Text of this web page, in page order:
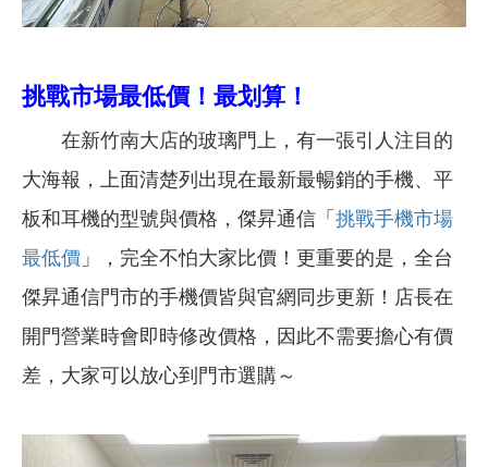
挑戰市場最低價！最划算！
在新竹南大店的玻璃門上，有一張引人注目的
大海報，上面清楚列出現在最新最暢銷的手機、平
板和耳機的型號與價格，傑昇通信「挑戰手機市場
最低價 」，完全不怕大家比價！更重要的是，全台
傑昇通信門市的手機價皆與官網同步更新！店長在
開門營業時會即時修改價格，因此不需要擔心有價
差，大家可以放心到門市選購～